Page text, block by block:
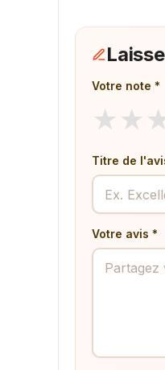
Votre note *
★ ★
Titre de
Votre avis *